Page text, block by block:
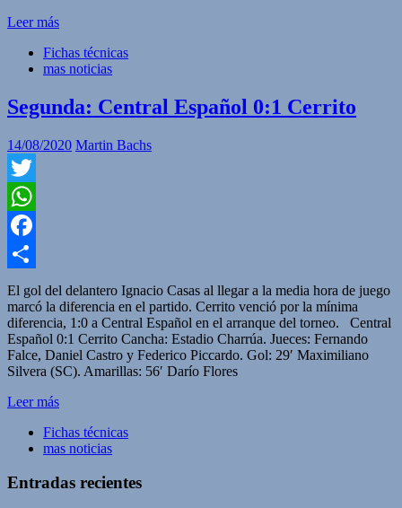
Leer más
Fichas técnicas
mas noticias
Segunda: Central Español 0:1 Cerrito
14/08/2020 Martin Bachs
Twitter
WhatsApp
Facebook
Compartir
El gol del delantero Ignacio Casas al llegar a la media hora de juego
marcó la diferencia en el partido. Cerrito venció por la mínima
diferencia, 1:0 a Central Español en el arranque del torneo. Central
Español 0:1 Cerrito Cancha: Estadio Charrúa. Jueces: Fernando
Falce, Daniel Castro y Federico Piccardo. Gol: 29′ Maximiliano
Silvera (SC). Amarillas: 56′ Darío Flores
Leer más
Fichas técnicas
mas noticias
Entradas recientes